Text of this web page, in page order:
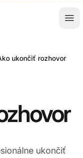
ukončiť rozhovor
ukončiť